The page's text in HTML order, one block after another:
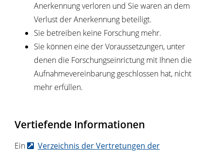
Anerkennung verloren und Sie waren an dem
Verlust der Anerkennung beteiligt.
Sie betreiben keine Forschung mehr.
Sie können eine der Voraussetzungen, unter
denen die Forschungseinrictung mit Ihnen die
Aufnahmevereinbarung geschlossen hat, nicht
mehr erfüllen.
Vertiefende Informationen
Ein
Verzeichnis der Vertretungen der